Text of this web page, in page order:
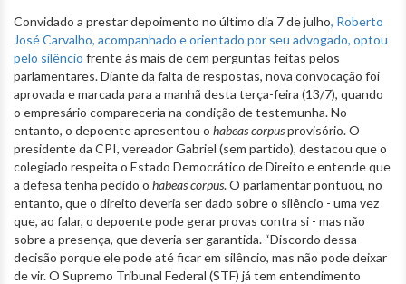
Convidado a prestar depoimento no último dia 7 de julho, Roberto
José Carvalho, acompanhado e orientado por seu advogado, optou
pelo silêncio frente às mais de cem perguntas feitas pelos
parlamentares. Diante da falta de respostas, nova convocação foi
aprovada e marcada para a manhã desta terça-feira (13/7), quando
o empresário compareceria na condição de testemunha. No
entanto, o depoente apresentou o habeas corpusprovisório. O
presidente da CPI, vereador Gabriel (sem partido), destacou que o
colegiado respeita o Estado Democrático de Direito e entende que
a defesa tenha pedido o habeas corpus. O parlamentar pontuou, no
entanto, que o direito deveria ser dado sobre o silêncio - uma vez
que, ao falar, o depoente pode gerar provas contra si - mas não
sobre a presença, que deveria ser garantida. “Discordo dessa
decisão porque ele pode até ficar em silêncio, mas não pode deixar
de vir. O Supremo Tribunal Federal (STF) já tem entendimento